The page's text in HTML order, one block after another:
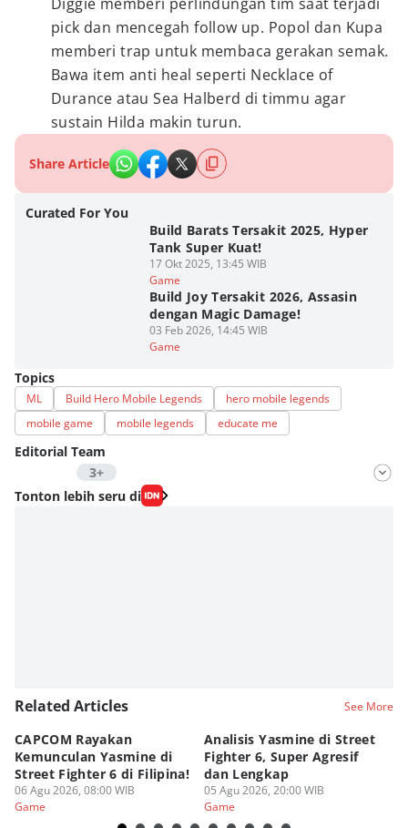
pick dan mencegah follow up. Popol dan Kupa
memberi trap untuk membaca gerakan semak.
Bawa item anti heal seperti Necklace of
Durance atau Sea Halberd di timmu agar
sustain Hilda makin turun.
Share Article
Curated For You
Build Barats Tersakit 2025, Hyper
Tank Super Kuat!
17 Okt 2025, 13:45 WIB
Game
Build Joy Tersakit 2026, Assasin
dengan Magic Damage!
03 Feb 2026, 14:45 WIB
Game
Topics
ML Build Hero Mobile Legends
hero mobile legends
mobile game
mobile legends educate me
Editorial Team
3+
Editor
Nadia Agatha Pramesthi
Diaz Atsila
Tonton lebih seru di
Related Articles See More
CAPCOM Rayakan
Kemunculan Yasmine di
Street Fighter 6 di Filipina!
06 Agu 2026, 08:00 WIB
Game
Analisis Yasmine di Street
Fighter 6, Super Agresif
dan Lengkap
05 Agu 2026, 20:00 WIB
Game